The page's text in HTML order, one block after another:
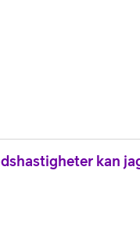
kan